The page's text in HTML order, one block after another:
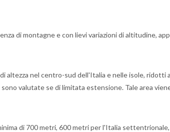
di montagne e con lievi variazioni di altitudine,
altezza nel centro-sud dell'Italia e nelle isole, ridotti
valutate se di limitata estensione. Tale area
di 700 metri, 600 metri per l'Italia